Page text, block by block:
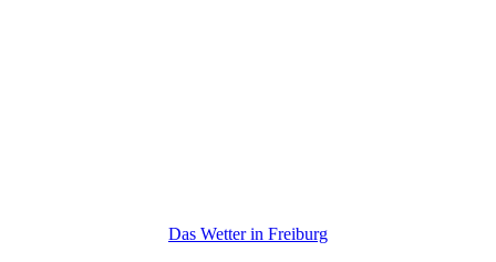
Das Wetter in Freiburg